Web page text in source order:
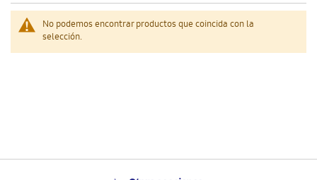
No podemos encontrar productos que coincida con la
selección.